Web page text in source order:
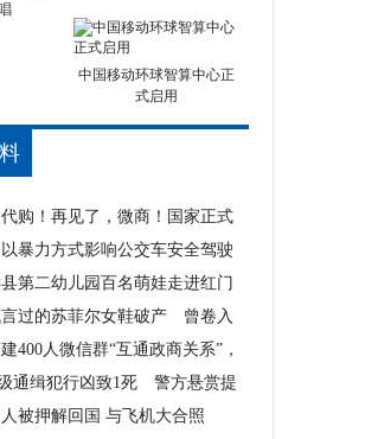
中国移动环球智算中心正
式启用
购！再见了，微商！国家正式
1日起实施！
暴力方式影响公交车安全驾驶
查
第二幼儿园百名萌娃走进红门
消防
过的苏菲尔女鞋破产 曾卷入
400人微信群“互通政商关系”，
通缉犯行凶致1死 警方悬赏提
！
被押解回国 与飞机大合照